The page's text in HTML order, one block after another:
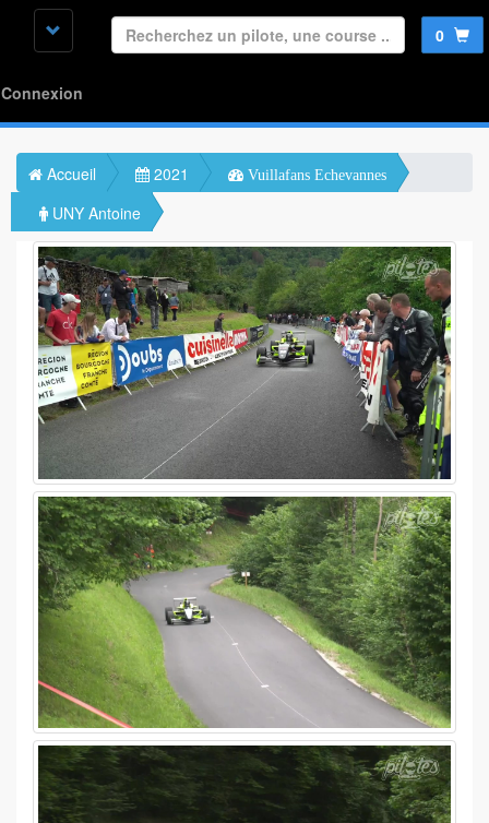
0
Accueil 2021 Vuillafans Echevannes
UNY Antoine